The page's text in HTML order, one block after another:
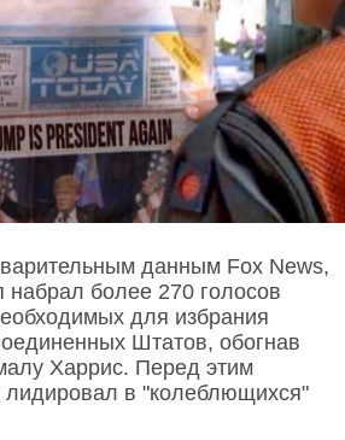
данным Fox News,
более 270 голосов
для избрания
Штатов, обогнав
Харрис. Перед этим
лидировал в "колеблющихся"